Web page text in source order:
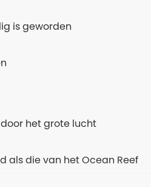
is geworden
het grote lucht
als die van het Ocean Reef